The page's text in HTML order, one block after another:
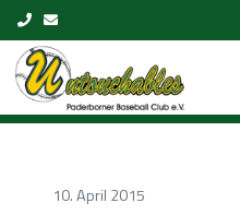
Skip to content
10. April 2015